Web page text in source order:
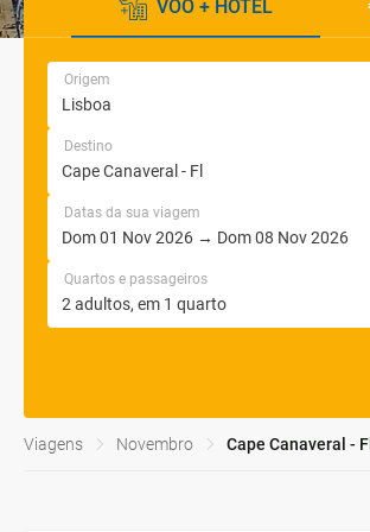
VOO + HOTEL
Origem
Destino
Datas da sua viagem
Quartos e passageiros
Viagens Novembro Cape Canaveral - Fl